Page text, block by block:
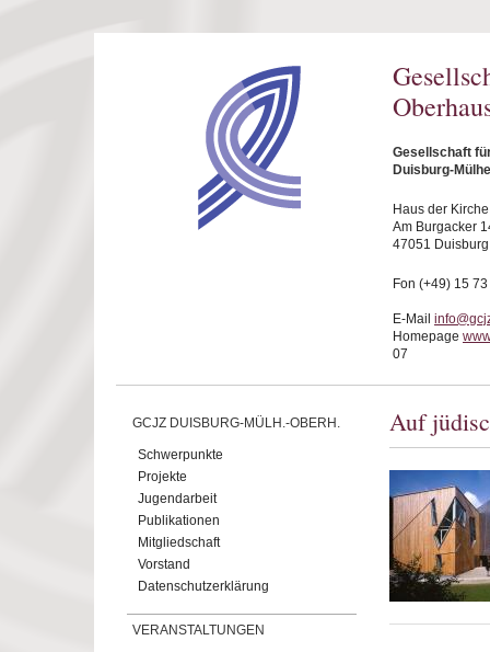
Gesellschaft
Duisburg-
Haus der Kirche
Am Burgacker
47051 Duisburg
Fon (+49) 15
E-Mail
Homepage
07
GCJZ DUISBURG-MÜLH.-OBERH.
Schwerpunkte
Projekte
Jugendarbeit
Publikationen
Mitgliedschaft
Vorstand
Datenschutzerklärung
VERANSTALTUNGEN
Auf